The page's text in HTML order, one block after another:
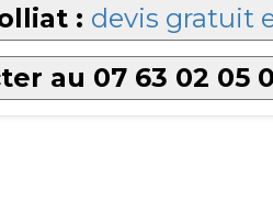
: devis gratuit
au 07 63 02 05